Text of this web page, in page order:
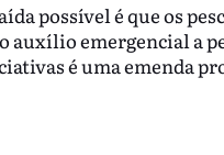
possível é que os
emergencial a
é uma emenda